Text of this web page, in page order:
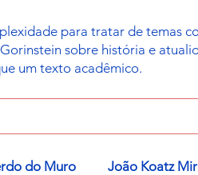
para tratar de temas
sobre história e
um texto acadêmico.
do Muro João Koatz